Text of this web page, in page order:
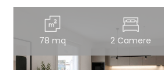
78 mq 2 Camere